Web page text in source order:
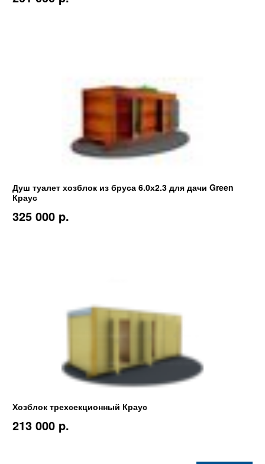
Душ туалет хозблок из бруса 6.0х2.3 для дачи Green
Краус
325 000 p.
Хозблок трехсекционный Краус
213 000 p.